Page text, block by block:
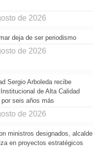
de 2026
deja de ser periodismo
de 2026
Sergio Arboleda recibe
de Alta Calidad
seis años más
de 2026
ministros designados, alcalde
en proyectos estratégicos